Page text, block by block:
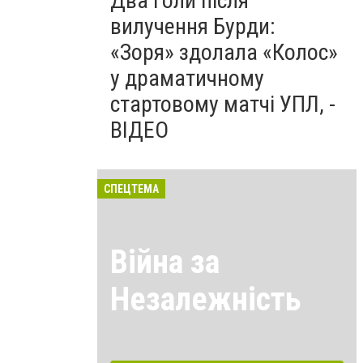
вилучення Бурди:
«Зоря» здолала «Колос»
у драматичному
стартовому матчі УПЛ, -
ВІДЕО
СПЕЦТЕМА
Війна за
Незалежність